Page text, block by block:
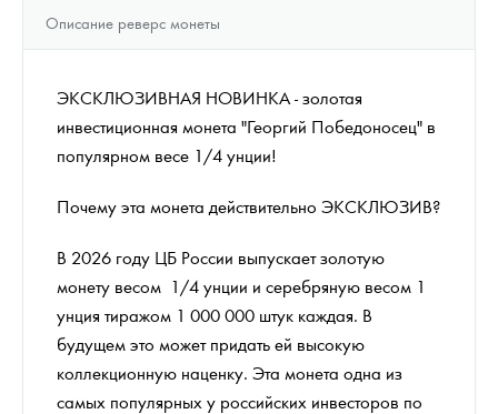
Описание реверс монеты
ЭКСКЛЮЗИВНАЯ НОВИНКА - золотая
инвестиционная монета "Георгий Победоносец" в
популярном весе 1/4 унции!
Почему эта монета действительно ЭКСКЛЮЗИВ?
В 2026 году ЦБ России выпускает золотую
монету весом 1/4 унции и серебряную весом 1
унция тиражом 1 000 000 штук каждая. В
будущем это может придать ей высокую
коллекционную наценку. Эта монета одна из
самых популярных у российских инвесторов по